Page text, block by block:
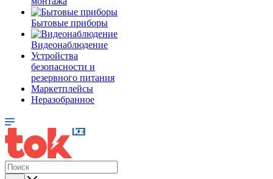
Бытовые приборы
Видеонаблюдение
Устройства
безопасности и
резервного питания
Маркетплейсы
Неразобранное